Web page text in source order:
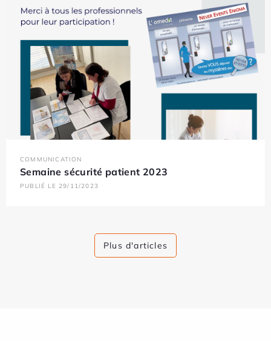
COMMUNICATION
Semaine sécurité patient 2023
PUBLIÉ LE 29/11/2023
Plus d'articles